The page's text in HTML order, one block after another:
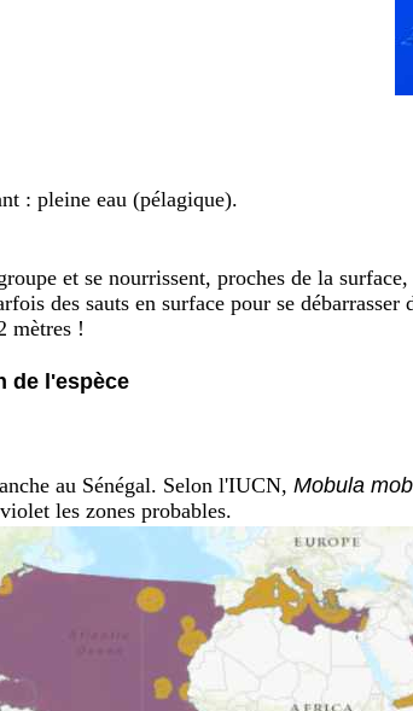
: pleine eau (pélagique).
et se nourrissent, proches de la surface,
des sauts en surface pour se débarrasser
mètres !
de l'espèce
au Sénégal. Selon l'IUCN, Mobula
les zones probables.